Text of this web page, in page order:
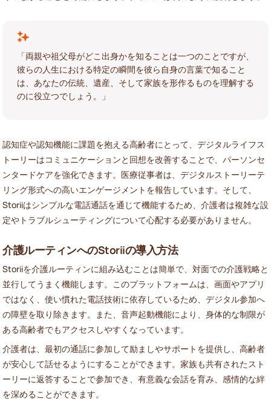
「両親や祖父母がどこ出身かを知ることは一つのことですが、
彼らの人生における特定の瞬間を彼ら自身の言葉で知ること
は、あなたの伝統、遺産、そして家族を形作るものを理解する
のに役立つでしょう。」
認知症や認知機能に課題を抱える高齢者にとって、デジタルライフス
トーリーはコミュニケーションと回想を改善することで、パーソンセ
ンタードケアを強化できます。医療従事者は、デジタルストーリーテ
リング形式への高いエンゲージメントを報告しています。そして、
Storiiはシンプルな電話通話を通じて機能するため、介護者は複雑な設
定やトラブルシューティングについて心配する必要がありません。
介護ルーティンへのStoriiの導入方法
Storiiを介護ルーティンに組み込むことは簡単で、対面での介護戦略と
並行してうまく機能します。このプラットフォームは、画面やアプリ
ではなく、使い慣れた電話技術に依存しているため、デジタル参加へ
の障壁を取り除きます。また、音声起動機能により、身体的な制限が
ある高齢者でもアクセスしやすくなっています。
介護者は、最初の通話に参加して励ましやサポートを提供し、高齢者
が安心して話せるようにすることができます。家族も共有されたスト
ーリーに返答することで参加でき、有意義な会話を育み、感情的な絆
を深めることができます。